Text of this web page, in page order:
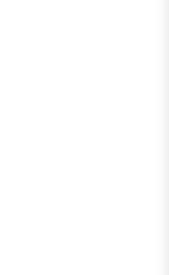
& Peter vine til 49,95 kr.